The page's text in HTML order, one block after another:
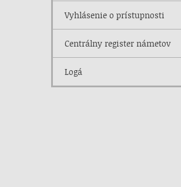
História športového
vysielania
Vyhlásenie o prístupnosti
Centrálny register námetov
Logá